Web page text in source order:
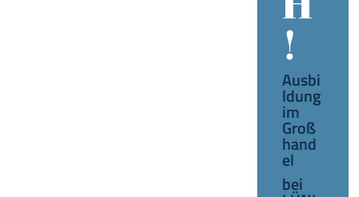
!
Ausbi
ldung
im
Groß
hand
el
bei